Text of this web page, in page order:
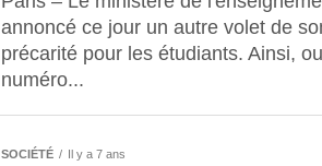
annoncé ce jour un autre volet de
précarité pour les étudiants. Ainsi,
numéro...
SOCIÉTÉ Il y a 7 ans